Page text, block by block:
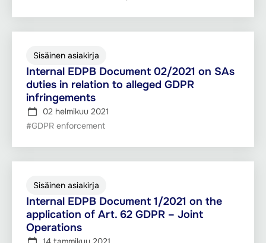
Internal EDPB Document 02/2021 on SAs
duties in relation to alleged GDPR
infringements
Sisäinen asiakirja
02 helmikuu 2021
#GDPR enforcement
Internal EDPB Document 1/2021 on the
application of Art. 62 GDPR – Joint
Operations
Sisäinen asiakirja